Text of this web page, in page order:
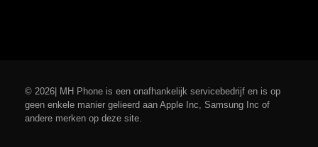
© 2026| MH Phone is een onafhankelijk servicebedrijf en is op
geen enkele manier gelieerd aan Apple Inc, Samsung Inc of
andere merken op deze site.